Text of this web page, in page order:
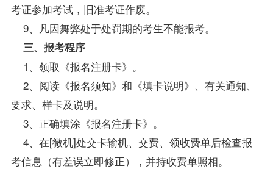
考证参加考试，旧准考证作废。
9、凡因舞弊处于处罚期的考生不能报考。
三、报考程序
1、领取《报名注册卡》。
2、阅读《报名须知》和《填卡说明》、有关通知、
要求、样卡及说明。
3、正确填涂《报名注册卡》。
4、在[微机]处交卡输机、交费、领收费单后检查报
考信息（有差误立即修正），并持收费单照相。